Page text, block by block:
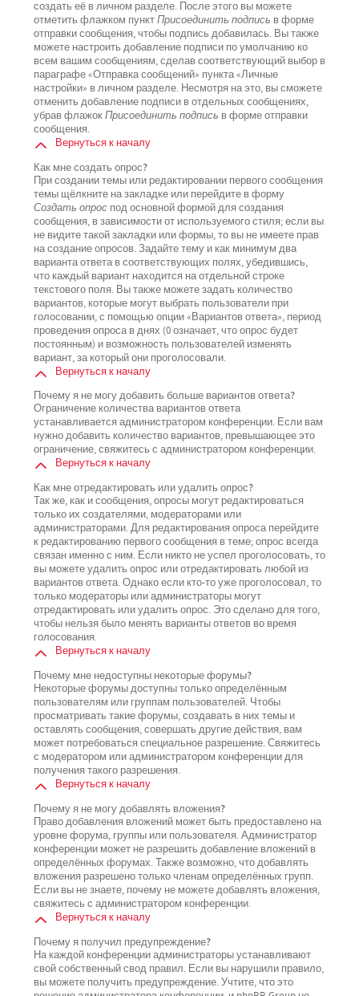
создать её в личном разделе. После этого вы можете
отметить флажком пунктПрисоединить подпись в форме
отправки сообщения, чтобы подпись добавилась. Вы также
можете настроить добавление подписи по умолчанию ко
всем вашим сообщениям, сделав соответствующий выбор в
параграфе «Отправка сообщений» пункта «Личные
настройки» в личном разделе. Несмотря на это, вы сможете
отменить добавление подписи в отдельных сообщениях,
убрав флажокПрисоединить подпись в форме отправки
сообщения.
Вернуться к началу
Как мне создать опрос?
При создании темы или редактировании первого сообщения
темы щёлкните на закладке или перейдите в форму
Создать опроспод основной формой для создания
сообщения, в зависимости от используемого стиля; если вы
не видите такой закладки или формы, то вы не имеете прав
на создание опросов. Задайте тему и как минимум два
варианта ответа в соответствующих полях, убедившись,
что каждый вариант находится на отдельной строке
текстового поля. Вы также можете задать количество
вариантов, которые могут выбрать пользователи при
голосовании, с помощью опции «Вариантов ответа», период
проведения опроса в днях (0 означает, что опрос будет
постоянным) и возможность пользователей изменять
вариант, за который они проголосовали.
Вернуться к началу
Почему я не могу добавить больше вариантов ответа?
Ограничение количества вариантов ответа
устанавливается администратором конференции. Если вам
нужно добавить количество вариантов, превышающее это
ограничение, свяжитесь с администратором конференции.
Вернуться к началу
Как мне отредактировать или удалить опрос?
Так же, как и сообщения, опросы могут редактироваться
только их создателями, модераторами или
администраторами. Для редактирования опроса перейдите
к редактированию первого сообщения в теме; опрос всегда
связан именно с ним. Если никто не успел проголосовать, то
вы можете удалить опрос или отредактировать любой из
вариантов ответа. Однако если кто-то уже проголосовал, то
только модераторы или администраторы могут
отредактировать или удалить опрос. Это сделано для того,
чтобы нельзя было менять варианты ответов во время
голосования.
Вернуться к началу
Почему мне недоступны некоторые форумы?
Некоторые форумы доступны только определённым
пользователям или группам пользователей. Чтобы
просматривать такие форумы, создавать в них темы и
оставлять сообщения, совершать другие действия, вам
может потребоваться специальное разрешение. Свяжитесь
с модератором или администратором конференции для
получения такого разрешения.
Вернуться к началу
Почему я не могу добавлять вложения?
Право добавления вложений может быть предоставлено на
уровне форума, группы или пользователя. Администратор
конференции может не разрешить добавление вложений в
определённых форумах. Также возможно, что добавлять
вложения разрешено только членам определённых групп.
Если вы не знаете, почему не можете добавлять вложения,
свяжитесь с администратором конференции.
Вернуться к началу
Почему я получил предупреждение?
На каждой конференции администраторы устанавливают
свой собственный свод правил. Если вы нарушили правило,
вы можете получить предупреждение. Учтите, что это